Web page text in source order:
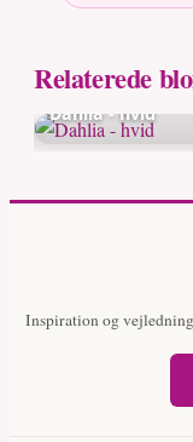
Relaterede
Dahlia - hvid
Inspiration og